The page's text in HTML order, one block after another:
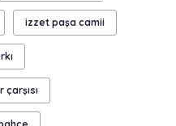
izzet paşa camii